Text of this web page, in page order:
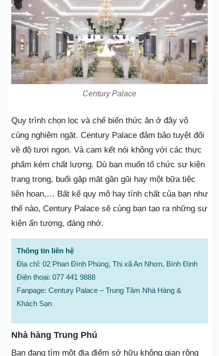
Century Palace
Quy trình chọn lọc và chế biến thức ăn ở đây vô
cùng nghiêm ngặt. Century Palace đảm bảo tuyệt đối
về độ tươi ngon. Và cam kết nói không với các thực
phẩm kém chất lượng. Dù bạn muốn tổ chức sự kiện
trang trọng, buổi gặp mặt gần gũi hay một bữa tiệc
liên hoan,… Bất kể quy mô hay tính chất của bạn như
thế nào, Century Palace sẽ cùng bạn tạo ra những sự
kiện ấn tượng, đáng nhớ.
Thông tin liên hệ
Địa chỉ: 02 Phan Đình Phùng, Thị xã An Nhơn, Bình Định
Điện thoại: 077 441 9888
Fanpage: Century Palace – Trung Tâm Nhà Hàng &
Khách Sạn
Nhà hàng Trung Phú
Bạn đang tìm một địa điểm sở hữu không gian rộng